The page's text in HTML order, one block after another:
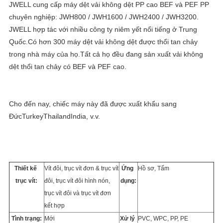
PRIVACY
POLICY
JWELL cung cấp máy dệt vải không dệt PP cao BEF và PEF PP
JWELL hợp tác với nhiều công ty niêm yết nổi tiếng ở Trung
Quốc.Có hơn 300 máy dệt vải không dệt được thổi tan chảy
trong nhà máy của họ.Tất cả họ đều đang sản xuất vải không
dệt thổi tan chảy có BEF và PEF cao.
Cho đến nay, chiếc máy này đã được xuất khẩu sang
ĐứcTurkeyThailandIndia, v.v.
Thiết kế
trục vít:
Vít đôi, trục vít đơn & trục vít
đôi, trục vít đôi hình nón,
trục vít đôi và trục vít đơn
kết hợp
Ứng
dụng:
Hồ sơ, Tấm
Tình trạng: Mới
Xử lý PVC, WPC, PP, PE